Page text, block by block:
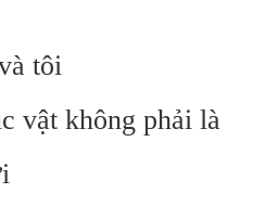
tôi
vật không phải là